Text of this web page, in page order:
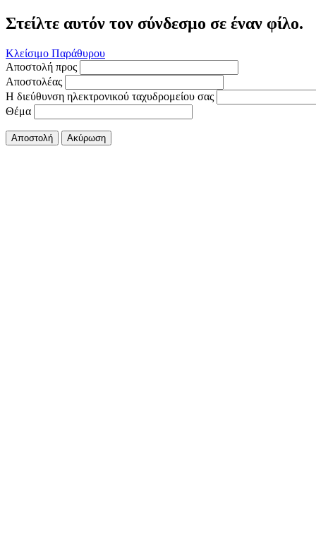
Στείλτε αυτόν τον σύνδεσμο σε έναν φίλο.
Κλείσιμο Παράθυρου
Αποστολή προς
Αποστολέας
Η διεύθυνση ηλεκτρονικού ταχυδρομείου σας
Θέμα
Αποστολή Ακύρωση